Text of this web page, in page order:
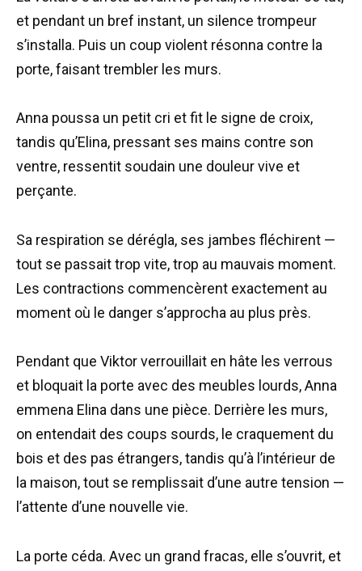
et pendant un bref instant, un silence trompeur
s’installa. Puis un coup violent résonna contre la
porte, faisant trembler les murs.
Anna poussa un petit cri et fit le signe de croix,
tandis qu’Elina, pressant ses mains contre son
ventre, ressentit soudain une douleur vive et
perçante.
Sa respiration se dérégla, ses jambes fléchirent —
tout se passait trop vite, trop au mauvais moment.
Les contractions commencèrent exactement au
moment où le danger s’approcha au plus près.
Pendant que Viktor verrouillait en hâte les verrous
et bloquait la porte avec des meubles lourds, Anna
emmena Elina dans une pièce. Derrière les murs,
on entendait des coups sourds, le craquement du
bois et des pas étrangers, tandis qu’à l’intérieur de
la maison, tout se remplissait d’une autre tension —
l’attente d’une nouvelle vie.
La porte céda. Avec un grand fracas, elle s’ouvrit, et